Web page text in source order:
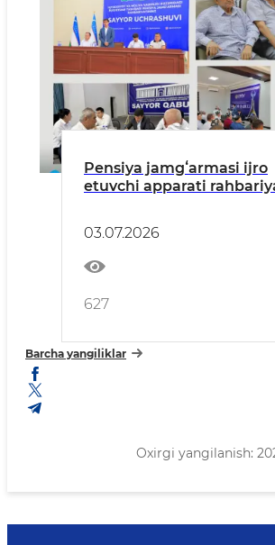
Pensiya jamgʻarmasi ijro
etuvchi apparati
oʻtkazilgan sayyor hamda
shaxsiy qabullar toʻgʻrisida
03.07.2026
627
Barcha yangiliklar
Oxirgi yangilanish: